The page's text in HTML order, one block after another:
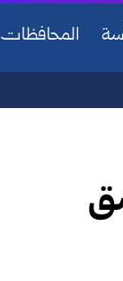
المحافظات